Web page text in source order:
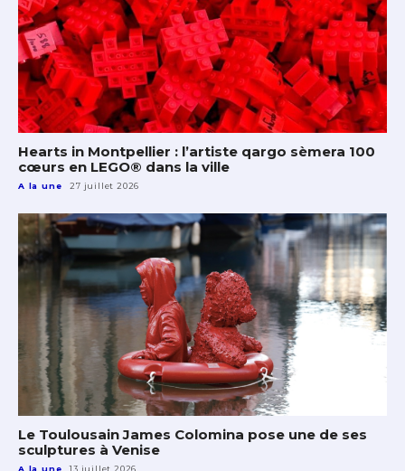
Hearts in Montpellier : l’artiste qargo sèmera 100
cœurs en LEGO® dans la ville
A la une 27 juillet 2026
Le Toulousain James Colomina pose une de ses
sculptures à Venise
A la une 13 juillet 2026